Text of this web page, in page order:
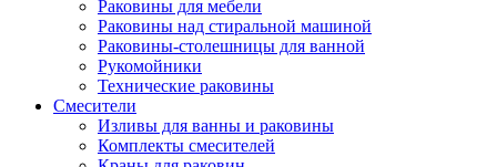
Раковины для мебели
Раковины над стиральной машиной
Раковины-столешницы для ванной
Рукомойники
Технические раковины
Смесители
Изливы для ванны и раковины
Комплекты смесителей